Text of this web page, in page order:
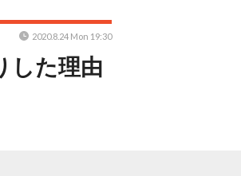
した理由
2020.8.24 Mon 19:30